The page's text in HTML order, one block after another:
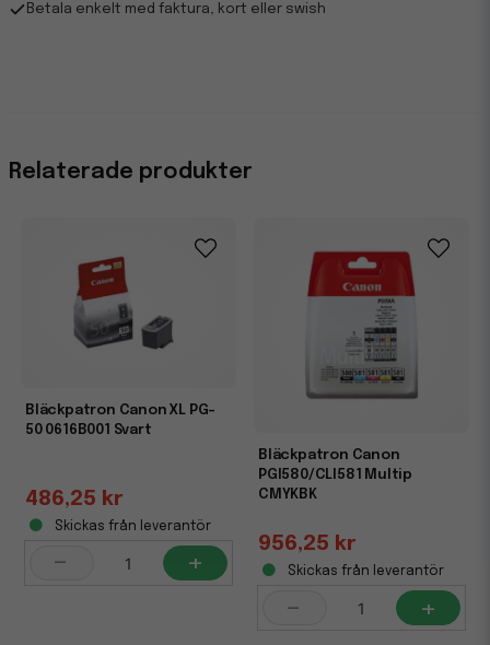
Betala enkelt med faktura, kort eller swish
Relaterade produkter
Bläckpatron Canon XL PG-
50 0616B001 Svart
486,25 kr
Skickas från leverantör
- +
Bläckpatron Canon
PGI580/CLI581 Multip
CMYKBK
956,25 kr
Skickas från leverantör
- +